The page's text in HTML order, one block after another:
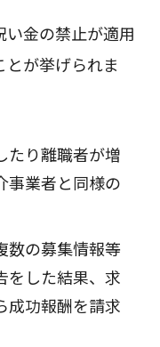
金の禁止が適用
が挙げられま
たり離職者が増
事業者と同様の
数の募集情報等
をした結果、求
成功報酬を請求